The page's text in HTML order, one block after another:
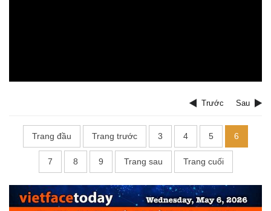
Trước Sau
Trang đầu Trang trước 3 4 5 6
7 8 9 Trang sau Trang cuối